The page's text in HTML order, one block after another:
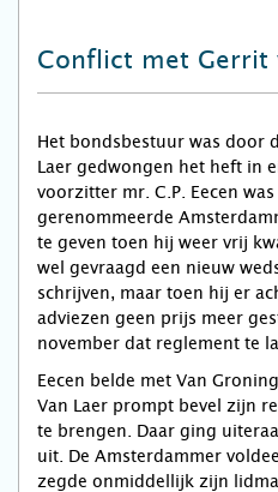
Conflict met Gerrit
Het bondsbestuur was door
Laer gedwongen het heft in
voorzitter mr. C.P. Eecen
gerenommeerde
te geven toen hij weer vrij
wel gevraagd een nieuw
schrijven, maar toen hij er
adviezen geen prijs meer
november dat reglement te
Eecen belde met Van
Van Laer prompt bevel zijn
te brengen. Daar ging
uit. De Amsterdammer
zegde onmiddellijk zijn